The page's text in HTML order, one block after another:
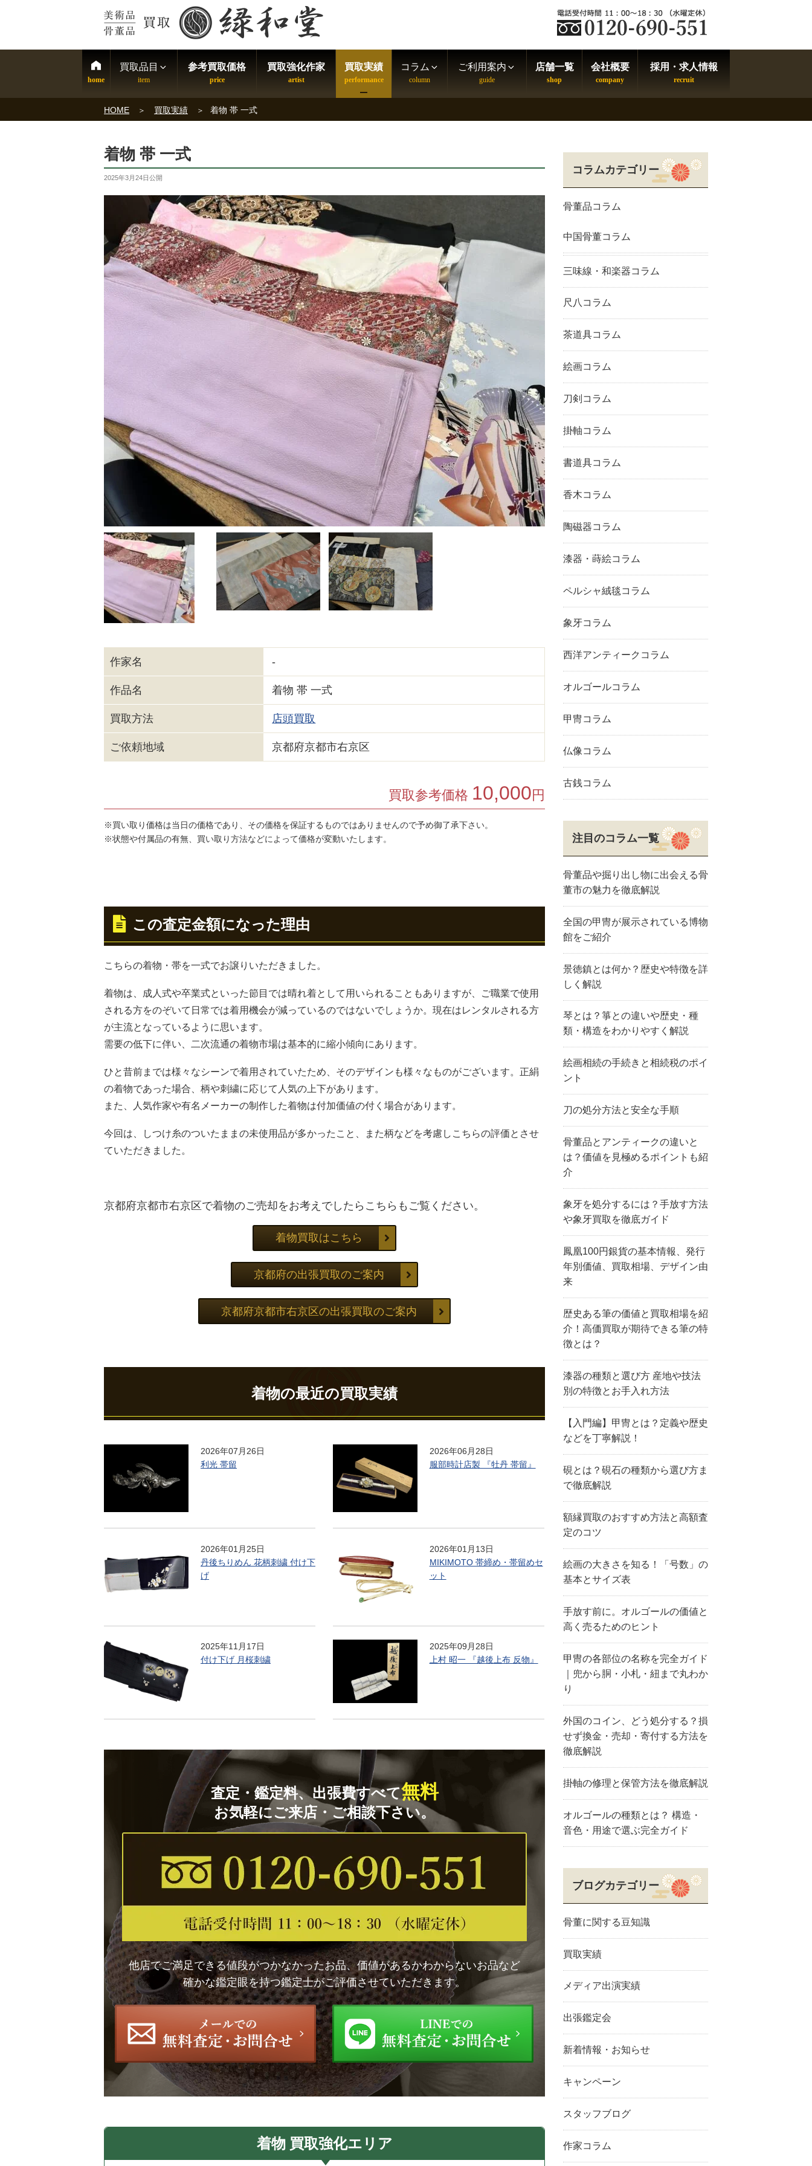
買取品目 参考買取価格 買取強化作家 買取実績 コラム ご利用案内 店舗一覧 会社概要 採用・求人情報
HOME 買取実績 着物 帯 一式
着物 帯 一式
2025年3月24日公開
作家名 -
作品名 着物 帯 一式
買取方法 店頭買取
ご依頼地域 京都府京都市右京区
買取参考価格 10,000 円
※買い取り価格は当日の価格であり、その価格を保証するものではありませんので予め御了承下さい。
※状態や付属品の有無、買い取り方法などによって価格が変動いたします。
この査定金額になった理由
こちらの着物・帯を一式でお譲りいただきました。
着物は、成人式や卒業式といった節目では晴れ着として用いられることもありますが、ご職業で使用
される方をのぞいて日常では着用機会が減っているのではないでしょうか。現在はレンタルされる方
が主流となっているように思います。
需要の低下に伴い、二次流通の着物市場は基本的に縮小傾向にあります。
ひと昔前までは様々なシーンで着用されていたため、そのデザインも様々なものがございます。正絹
の着物であった場合、柄や刺繍に応じて人気の上下があります。
また、人気作家や有名メーカーの制作した着物は付加価値の付く場合があります。
今回は、しつけ糸のついたままの未使用品が多かったこと、また柄などを考慮しこちらの評価とさせ
ていただきました。
京都府京都市右京区で着物のご売却をお考えでしたらこちらもご覧ください。
着物買取はこちら
京都府の出張買取のご案内
京都府京都市右京区の出張買取のご案内
着物の最近の買取実績
2026年07月26日
利光 帯留
2026年06月28日
服部時計店製 『牡丹 帯留』
2026年01月25日
丹後ちりめん 花柄刺繍 付け下
げ
2026年01月13日
MIKIMOTO 帯締め・帯留めセ
ット
2025年11月17日
付け下げ 月桜刺繍
2025年09月28日
上村 昭一 『越後上布 反物』
査定・鑑定料、出張費すべて無料
お気軽にご来店・ご相談下さい。
他店でご満足できる値段がつかなかったお品、価値があるかわからないお品など
確かな鑑定眼を持つ鑑定士がご評価させていただきます。
着物 買取強化エリア
コラムカテゴリー
骨董品コラム
中国骨董コラム
三味線・和楽器コラム
尺八コラム
茶道具コラム
絵画コラム
刀剣コラム
掛軸コラム
書道具コラム
香木コラム
陶磁器コラム
漆器・蒔絵コラム
ペルシャ絨毯コラム
象牙コラム
西洋アンティークコラム
オルゴールコラム
甲冑コラム
仏像コラム
古銭コラム
注目のコラム一覧
骨董品や掘り出し物に出会える骨
董市の魅力を徹底解説
全国の甲冑が展示されている博物
館をご紹介
景徳鎮とは何か？歴史や特徴を詳
しく解説
琴とは？箏との違いや歴史・種
類・構造をわかりやすく解説
絵画相続の手続きと相続税のポイ
ント
刀の処分方法と安全な手順
骨董品とアンティークの違いと
は？価値を見極めるポイントも紹
介
象牙を処分するには？手放す方法
や象牙買取を徹底ガイド
鳳凰100円銀貨の基本情報、発行
年別価値、買取相場、デザイン由
来
歴史ある筆の価値と買取相場を紹
介！高価買取が期待できる筆の特
徴とは？
漆器の種類と選び方 産地や技法
別の特徴とお手入れ方法
【入門編】甲冑とは？定義や歴史
などを丁寧解説！
硯とは？硯石の種類から選び方ま
で徹底解説
額縁買取のおすすめ方法と高額査
定のコツ
絵画の大きさを知る！「号数」の
基本とサイズ表
手放す前に。オルゴールの価値と
高く売るためのヒント
甲冑の各部位の名称を完全ガイド
｜兜から胴・小札・紐まで丸わか
り
外国のコイン、どう処分する？損
せず換金・売却・寄付する方法を
徹底解説
掛軸の修理と保管方法を徹底解説
オルゴールの種類とは？ 構造・
音色・用途で選ぶ完全ガイド
ブログカテゴリー
骨董に関する豆知識
買取実績
メディア出演実績
出張鑑定会
新着情報・お知らせ
キャンペーン
スタッフブログ
作家コラム